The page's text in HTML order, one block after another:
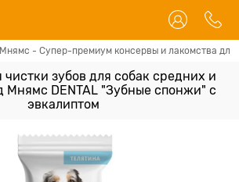
Мнямс - Супер-премиум консервы и лакомства для
чистки зубов для собак средних и
Мнямс DENTAL "Зубные спонжи" с
эвкалиптом